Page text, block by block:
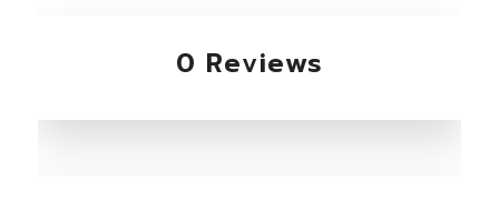
0 Reviews